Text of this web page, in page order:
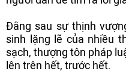
Đằng sau sự thịnh
sinh lặng lẽ của nhiều
sạch, thượng tôn pháp
lên trên hết, trước hết.